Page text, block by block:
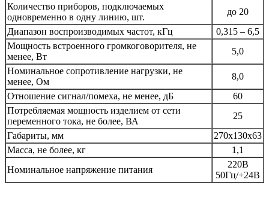
Количество приборов, подключаемых
одновременно в одну линию, шт.
до 20
Диапазон воспроизводимых частот, кГц
0,315 – 6,5
Мощность встроенного громкоговорителя, не
менее, Вт
5,0
Номинальное сопротивление нагрузки, не
менее, Ом
8,0
Отношение сигнал/помеха, не менее, дБ
60
Потребляемая мощность изделием от сети
переменного тока, не более, ВА
25
Габариты, мм
270х130х63
Масса, не более, кг
1,1
Номинальное напряжение питания
220В
50Гц/+24В